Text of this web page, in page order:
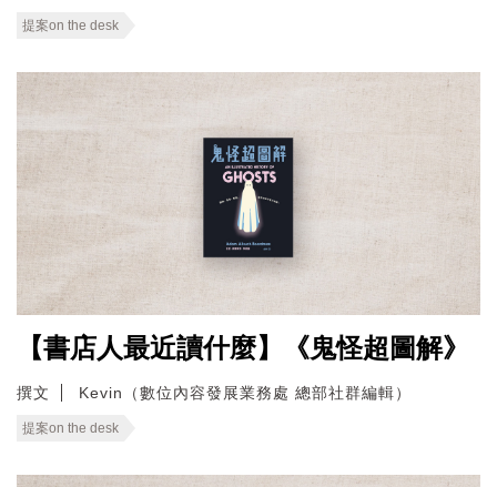
提案on the desk
【書店人最近讀什麼】《鬼怪超圖解》
撰文 Kevin（數位內容發展業務處 總部社群編輯）
提案on the desk